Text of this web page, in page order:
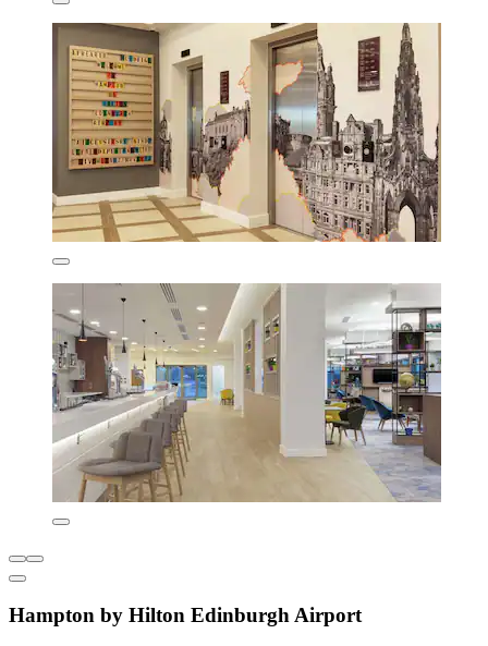
Hampton by Hilton Edinburgh Airport